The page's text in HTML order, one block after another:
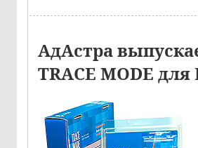
АдАстра
TRACE MODE